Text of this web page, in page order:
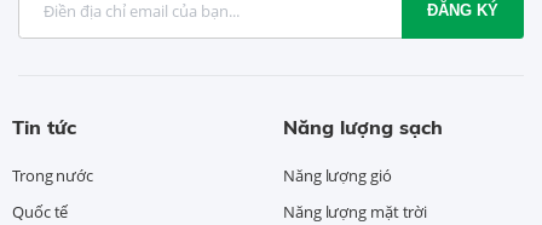
ĐĂNG KÝ
Tin tức
Trong nước
Quốc tế
Năng lượng sạch
Năng lượng gió
Năng lượng mặt trời